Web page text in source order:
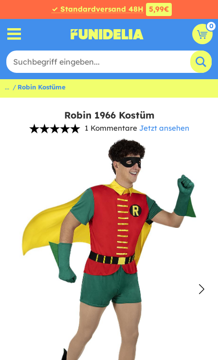
✓ Standardversand 48H 5,99€
0
... Robin Kostüme
Robin 1966 Kostüm
1 Kommentare Jetzt ansehen